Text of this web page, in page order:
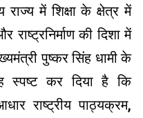
में शिक्षा के क्षेत्र में
की दिशा में
पुष्कर सिंह धामी के
स्पष्ट कर दिया है कि
राष्ट्रीय पाठ्यक्रम,